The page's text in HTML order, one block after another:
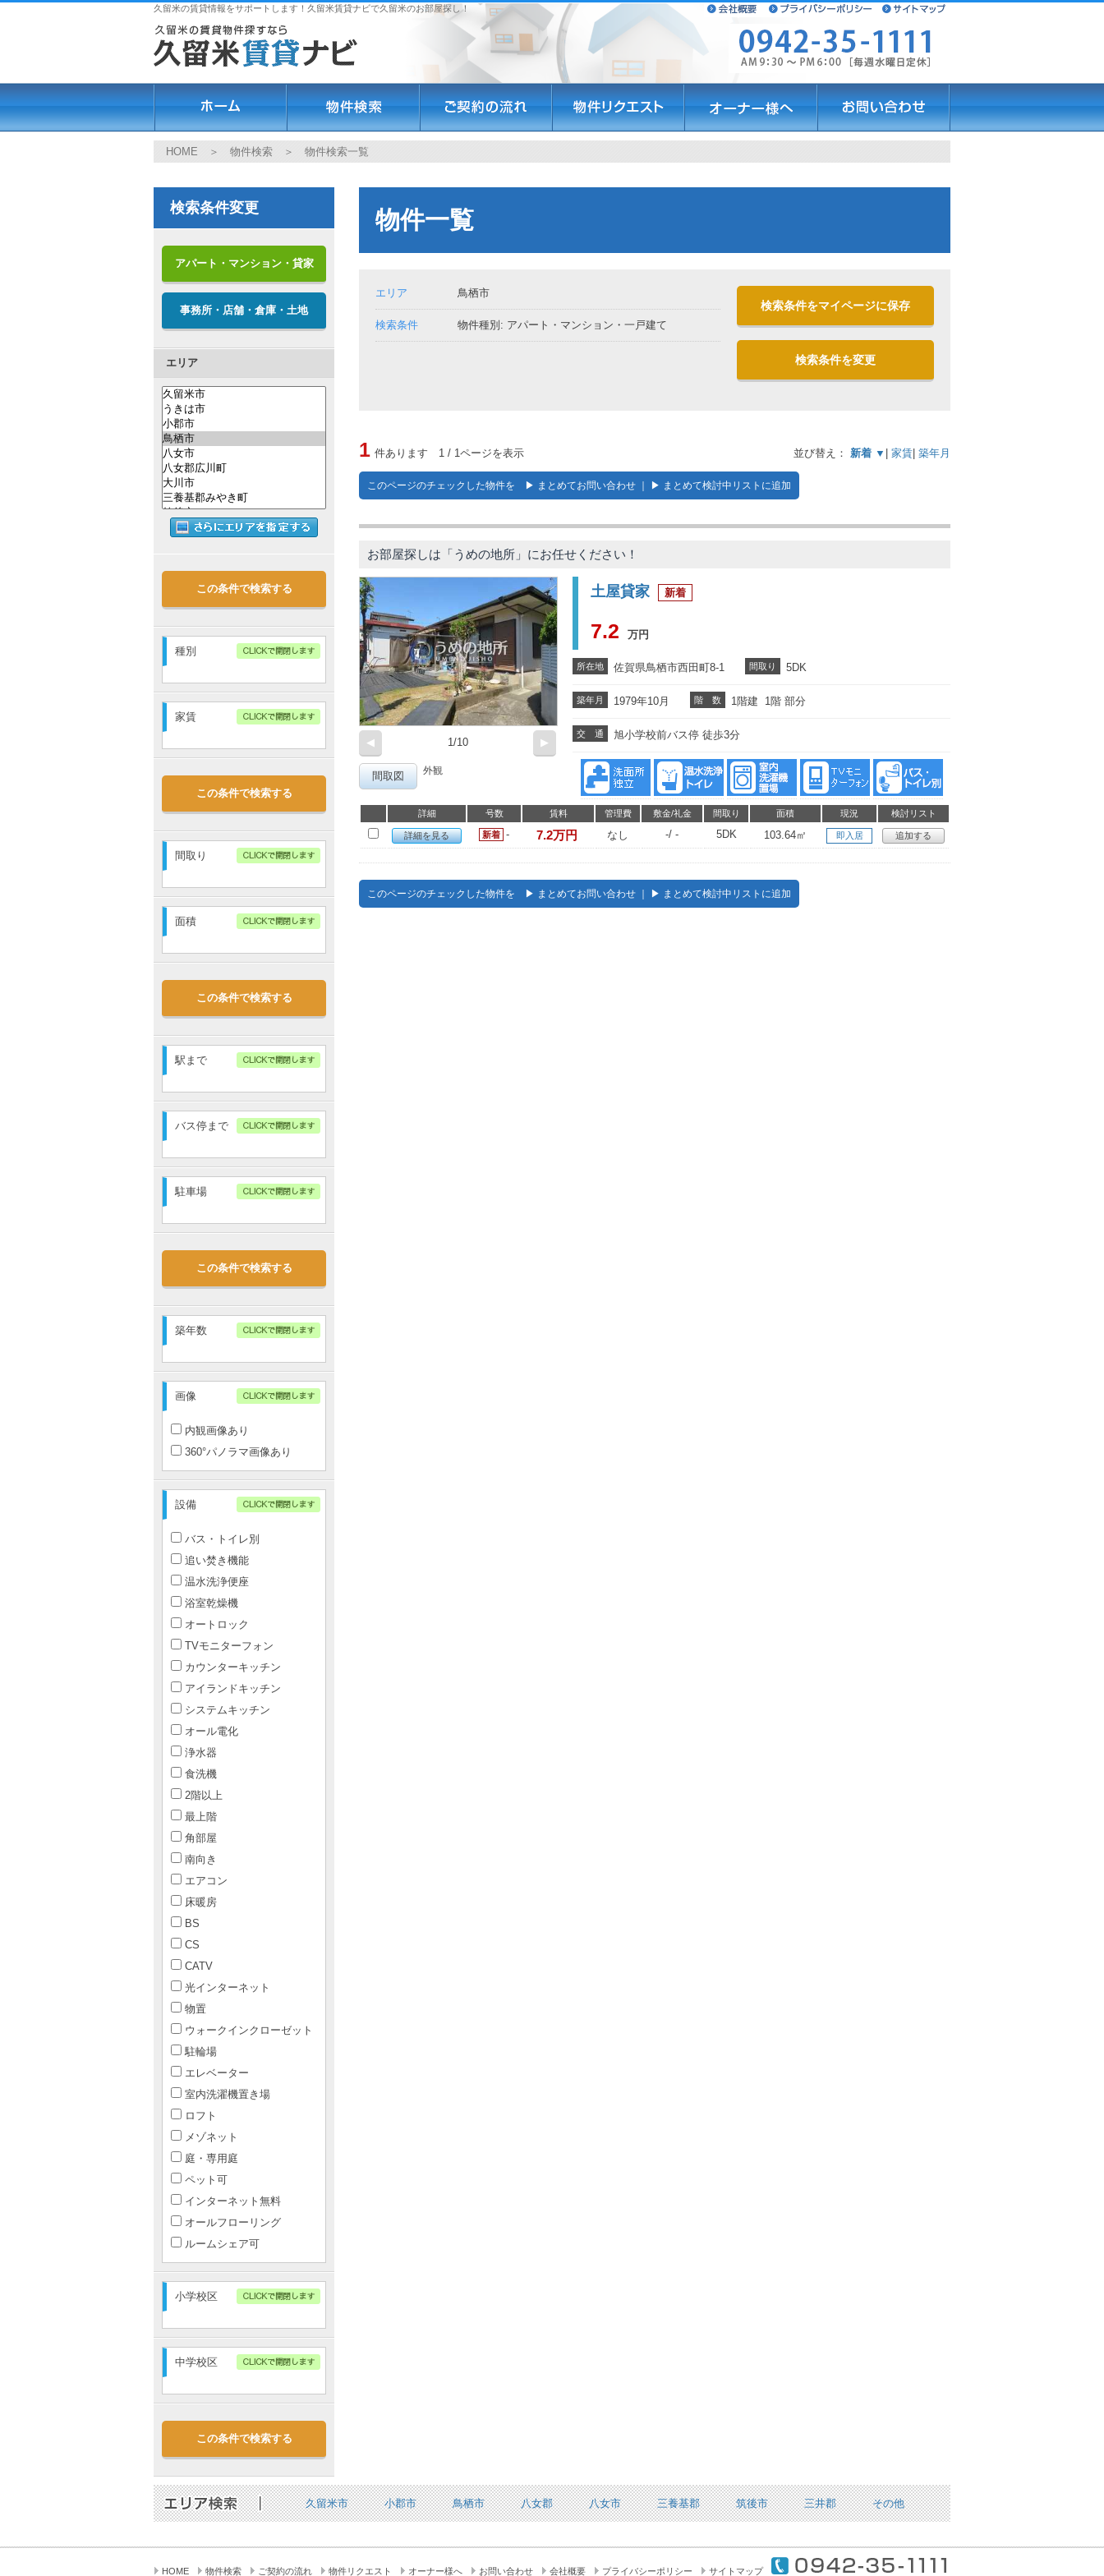
久留米の賃貸情報をサポートします！久留米賃貸ナビで久留米のお部屋探し！
HOME ＞ 物件検索 ＞ 物件検索一覧
物件一覧
エリア 鳥栖市
検索条件 物件種別: アパート・マンション・一戸建て
検索条件をマイページに保存
検索条件を変更
1 件あります 1 / 1ページを表示 並び替え： 新着 ▼ 家賃 築年月
このページのチェックした物件を ▶ まとめてお問い合わせ ｜ ▶ まとめて検討中リストに追加
お部屋探しは「うめの地所」にお任せください！
◀ 1/10 ▶
間取図 外観
土屋貸家 新着
7.2 万円
所在地 佐賀県鳥栖市西田町8-1 間取り 5DK
築年月 1979年10月 階 数 1階建 1階 部分
交 通 旭小学校前バス停 徒歩3分
詳細 号数 賃料 管理費 敷金/礼金 間取り 面積 現況 検討リスト
詳細を見る 新着 - 7.2万円 なし -/ - 5DK 103.64㎡ 即入居 追加する
このページのチェックした物件を ▶ まとめてお問い合わせ ｜ ▶ まとめて検討中リストに追加
検索条件変更
アパート・マンション・貸家
事務所・店舗・倉庫・土地
エリア
この条件で検索する
種別
アパート
マンション
戸建・メゾネット
家賃
～
敷金なし
礼金なし
管理費・共益費込
駐車場代込
この条件で検索する
間取り
1R
1K
1LDK
2DK
2LDK
3K
4K
4DK
4LDK
5K～
面積
～
この条件で検索する
駅まで
指定無し
10分以内
15分以内
バス停まで
指定無し
10分以内
20分以内
駐車場
指定無し
なし
あり
2台以上
この条件で検索する
築年数
画像
内観画像あり
360°パノラマ画像あり
設備
バス・トイレ別
追い焚き機能
温水洗浄便座
浴室乾燥機
オートロック
TVモニターフォン
カウンターキッチン
アイランドキッチン
システムキッチン
オール電化
浄水器
食洗機
2階以上
最上階
角部屋
南向き
エアコン
床暖房
BS
CS
CATV
光インターネット
物置
ウォークインクローゼット
駐輪場
エレベーター
室内洗濯機置き場
ロフト
メゾネット
庭・専用庭
ペット可
インターネット無料
オールフローリング
ルームシェア可
小学校区
中学校区
この条件で検索する
久留米市 小郡市 鳥栖市 八女郡 八女市 三養基郡 筑後市 三井郡 その他
HOME 物件検索 ご契約の流れ 物件リクエスト オーナー様へ お問い合わせ 会社概要 プライバシーポリシー サイトマップ